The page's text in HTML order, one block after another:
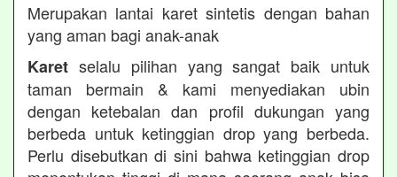
Merupakan lantai karet sintetis dengan bahan
yang aman bagi anak-anak
Karet selalu pilihan yang sangat baik untuk
taman bermain & kami menyediakan ubin
dengan ketebalan dan profil dukungan yang
berbeda untuk ketinggian drop yang berbeda.
Perlu disebutkan di sini bahwa ketinggian drop